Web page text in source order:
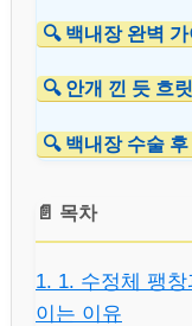
🔍 백내장 완벽
🔍 안개 낀 듯 흐
🔍 백내장 수술
📄 목차
1. 1. 수정체 팽
이는 이유